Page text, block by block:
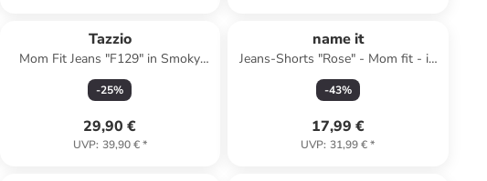
Tazzio
Mom Fit Jeans "F129" in Smoky
Snow
-25%
29,90 €
UVP: 39,90 €*
name it
Jeans-Shorts "Rose" - Mom fit - in
Blau
-43%
17,99 €
UVP: 31,99 €*